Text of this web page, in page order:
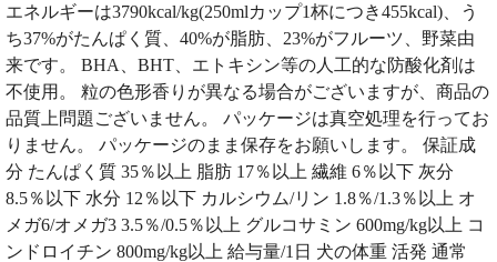
エネルギーは3790kcal/kg(250mlカップ1杯につき455kcal)、う
ち37%がたんぱく質、40%が脂肪、23%がフルーツ、野菜由
来です。 BHA、BHT、エトキシン等の人工的な防酸化剤は
不使用。 粒の色形香りが異なる場合がございますが、商品の
品質上問題ございません。 パッケージは真空処理を行ってお
りません。 パッケージのまま保存をお願いします。 保証成
分 たんぱく質 35％以上 脂肪 17％以上 繊維 6％以下 灰分
8.5％以下 水分 12％以下 カルシウム/リン 1.8％/1.3％以上 オ
メガ6/オメガ3 3.5％/0.5％以上 グルコサミン 600mg/kg以上 コ
ンドロイチン 800mg/kg以上 給与量/1日 犬の体重 活発 通常